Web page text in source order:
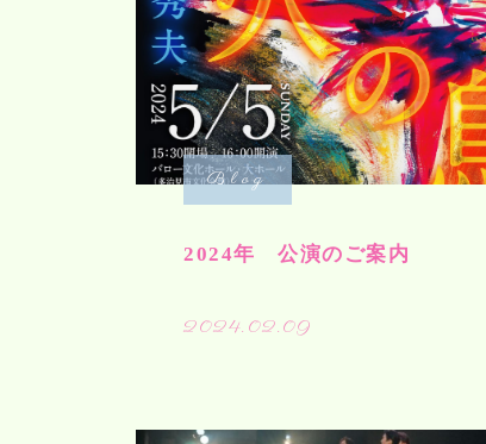
Blog
2024年 公演のご案内
2024.02.09